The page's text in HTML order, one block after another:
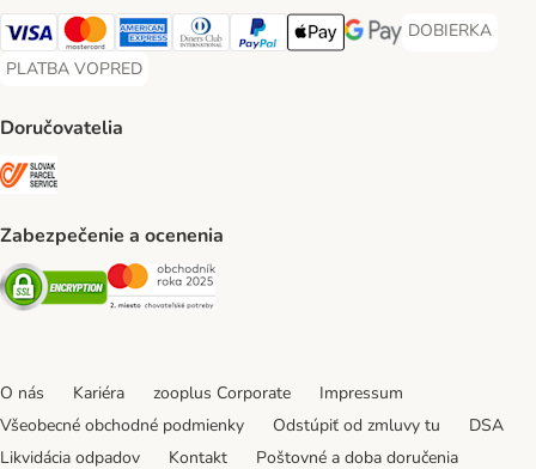
Visa Payment Method
Mastercard Payment Method
American Express Payment Method
Diners Club Payment Method
PayPal Payment Method
Apple Pay Payment Method
Google Pay Payment
DOBIERKA
DOBIERKA
PLATBA VOPRED
PLATBA VOPRED Payment Method
Doručovatelia
Zabezpečenie a ocenenia
Security Security
O nás Kariéra zooplus Corporate
Impressum
Všeobecné obchodné podmienky
Odstúpiť od zmluvy tu
DSA
Likvidácia odpadov
Kontakt Poštovné a doba doručenia